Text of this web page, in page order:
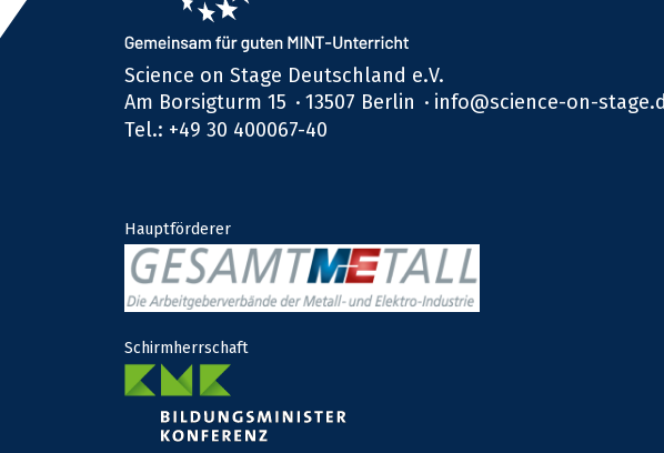
Science on Stage Deutschland e.V.
Am Borsigturm 15
13507 Berlin
info@science-on-
Tel.: +49 30 400067-40
Hauptförderer
Schirmherrschaft